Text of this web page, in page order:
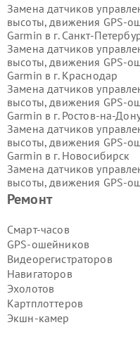
Ремонт
Смарт-часов
GPS-ошейников
Видеорегистраторов
Навигаторов
Эхолотов
Картплоттеров
Экшн-камер
Замена датчиков
высоты, движения GPS-
Garmin в г. Санкт-
Замена датчиков
высоты, движения GPS-
Garmin в г. Краснодар
Замена датчиков
высоты, движения GPS-
Garmin в г. Ростов-на-
Замена датчиков
высоты, движения GPS-
Garmin в г. Новосибирск
Замена датчиков
высоты, движения GPS-
Garmin в г.
Замена датчиков
Garmin в г.Казань
Замена датчиков
высоты, движения GPS-
Garmin в г.Воронеж
Замена датчиков
высоты, движения GPS-
Garmin в г.Волгоград
Замена датчиков